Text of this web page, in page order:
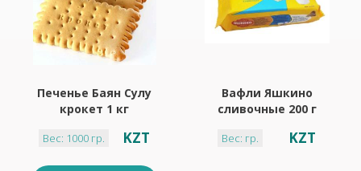
Печенье Баян Сулу
крокет 1 кг
Вес: 1000 гр. KZT
Вафли Яшкино
сливочные 200 г
Вес: гр. KZT